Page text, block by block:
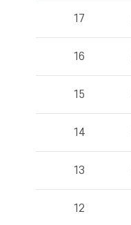
년
과
제
17
16
15
14
13
12